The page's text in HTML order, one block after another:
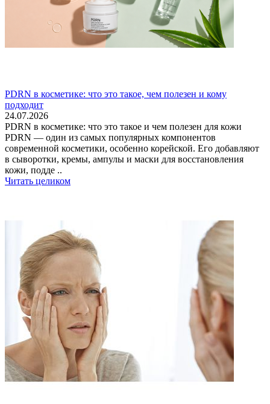
PDRN в косметике: что это такое, чем полезен и кому
подходит
24.07.2026
PDRN в косметике: что это такое и чем полезен для кожи
PDRN — один из самых популярных компонентов
современной косметики, особенно корейской. Его добавляют
в сыворотки, кремы, ампулы и маски для восстановления
кожи, подде ..
Читать целиком